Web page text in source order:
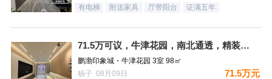
有电梯 附送家具 厅带阳台 证满五年
71.5万可议，牛津花园，南北通透，精装未住三居，装修太哇塞
鹏渤印象城・牛津花园 3室 98㎡
杨子 08月09日
71.5万元